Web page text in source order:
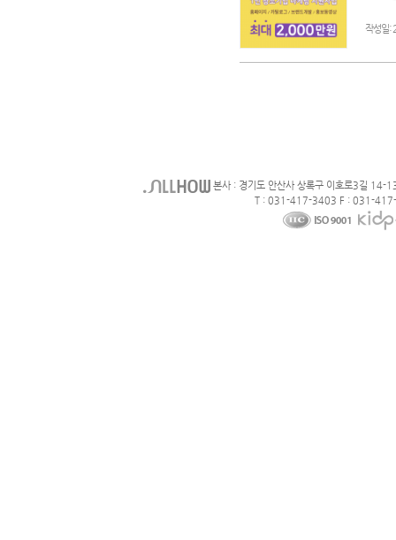
작성일
본사 : 경기도 안산사 상록구 이호로3길 14-
T : 031-417-3403 F : 031-